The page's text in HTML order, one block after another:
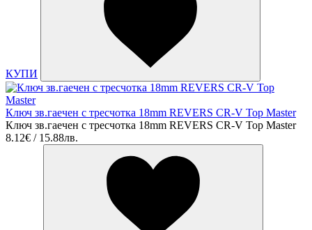
КУПИ
Ключ зв.гаечен с тресчотка 18mm REVERS CR-V Top Master
Ключ зв.гаечен с тресчотка 18mm REVERS CR-V Top Master
8.12€ / 15.88лв.